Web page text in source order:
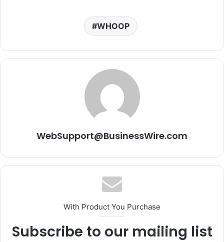
WHOOP
WebSupport@BusinessWire.com
With Product You Purchase
Subscribe to our mailing list